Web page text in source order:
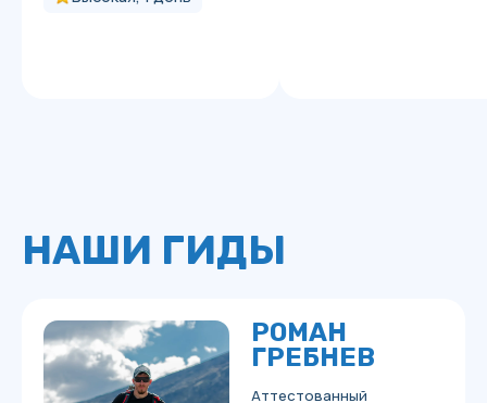
Вудъявр — база отдыха Жемчужина Хибин
ПОДРОБНЕЕ